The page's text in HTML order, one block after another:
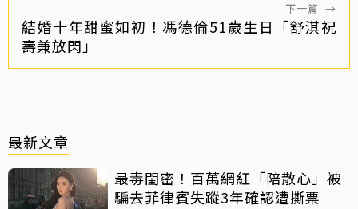
下一篇 →
結婚十年甜蜜如初！馮德倫51歲生日「舒淇祝
壽兼放閃」
最新文章
最毒閨密！百萬網紅「陪散心」被
騙去菲律賓失蹤3年確認遭撕票